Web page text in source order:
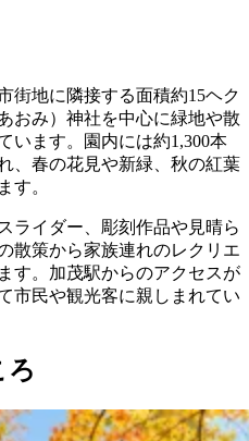
街地に隣接する面積約15ヘク
おみ）神社を中心に緑地や散
います。園内には約1,300本
、春の花見や新緑、秋の紅葉
す。
ライダー、彫刻作品や見晴ら
散策から家族連れのレクリエ
す。加茂駅からのアクセスが
市民や観光客に親しまれてい
ろ